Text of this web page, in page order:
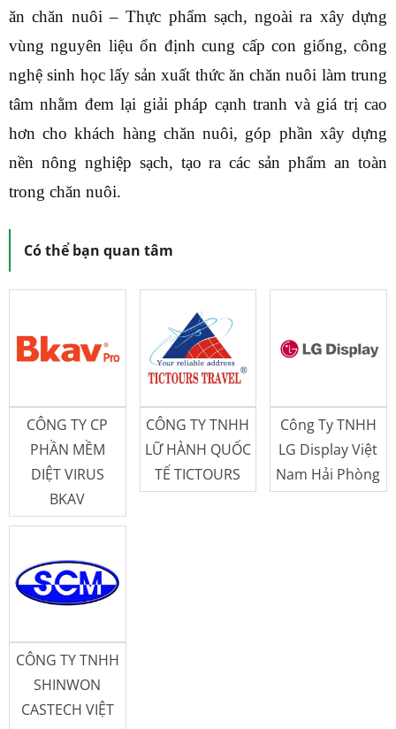
ăn chăn nuôi – Thực phẩm sạch, ngoài ra xây dựng
vùng nguyên liệu ổn định cung cấp con giống, công
nghệ sinh học lấy sản xuất thức ăn chăn nuôi làm trung
tâm nhằm đem lại giải pháp cạnh tranh và giá trị cao
hơn cho khách hàng chăn nuôi, góp phần xây dựng
nền nông nghiệp sạch, tạo ra các sản phẩm an toàn
trong chăn nuôi.
Có thể bạn quan tâm
CÔNG TY CP
PHẦN MỀM
DIỆT VIRUS
BKAV
CÔNG TY TNHH
LỮ HÀNH QUỐC
TẾ TICTOURS
Công Ty TNHH
LG Display Việt
Nam Hải Phòng
CÔNG TY TNHH
SHINWON
CASTECH VIỆT